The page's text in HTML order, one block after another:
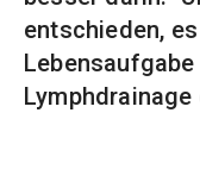
entschieden,